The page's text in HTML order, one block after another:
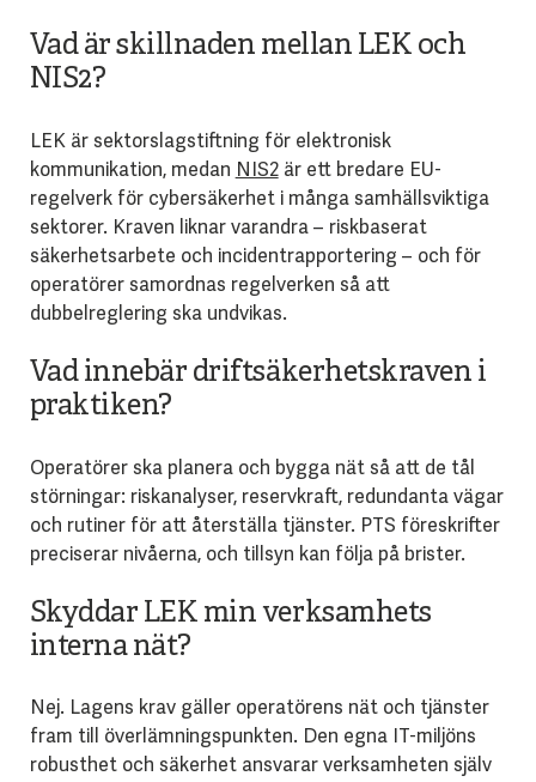
Vad är skillnaden mellan LEK och
NIS2?
LEK är sektorslagstiftning för elektronisk
kommunikation, medan NIS2är ett bredare EU-
regelverk för cybersäkerhet i många samhällsviktiga
sektorer. Kraven liknar varandra – riskbaserat
säkerhetsarbete och incidentrapportering – och för
operatörer samordnas regelverken så att
dubbelreglering ska undvikas.
Vad innebär driftsäkerhetskraven i
praktiken?
Operatörer ska planera och bygga nät så att de tål
störningar: riskanalyser, reservkraft, redundanta vägar
och rutiner för att återställa tjänster. PTS föreskrifter
preciserar nivåerna, och tillsyn kan följa på brister.
Skyddar LEK min verksamhets
interna nät?
Nej. Lagens krav gäller operatörens nät och tjänster
fram till överlämningspunkten. Den egna IT-miljöns
robusthet och säkerhet ansvarar verksamheten själv